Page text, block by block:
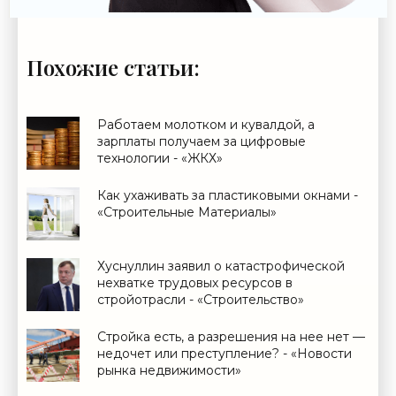
Похожие статьи:
Работаем молотком и кувалдой, а
зарплаты получаем за цифровые
технологии - «ЖКХ»
Как ухаживать за пластиковыми окнами -
«Строительные Материалы»
Хуснуллин заявил о катастрофической
нехватке трудовых ресурсов в
стройотрасли - «Строительство»
Стройка есть, а разрешения на нее нет —
недочет или преступление? - «Новости
рынка недвижимости»